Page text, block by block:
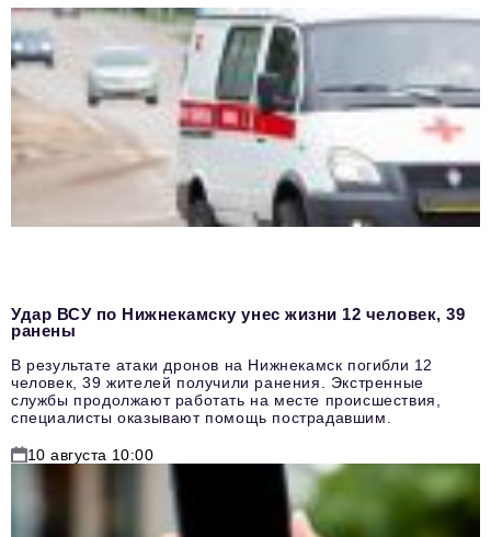
Удар ВСУ по Нижнекамску унес жизни 12 человек, 39
ранены
В результате атаки дронов на Нижнекамск погибли 12
человек, 39 жителей получили ранения. Экстренные
службы продолжают работать на месте происшествия,
специалисты оказывают помощь пострадавшим.
10 августа 10:00